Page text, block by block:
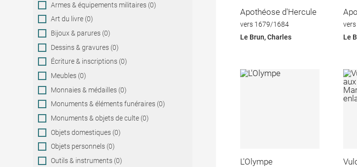
Armes & équipements militaires (0)
Art du livre (0)
Bijoux & parures (0)
Dessins & gravures (0)
Écriture & inscriptions (0)
Meubles (0)
Monnaies & médailles (0)
Monuments & éléments funéraires (0)
Monuments & objets de culte (0)
Objets domestiques (0)
Objets personnels (0)
Outils & instruments (0)
Apothéose d'Hercule
vers 1679/1684
Le Brun, Charles
Le
L'Olympe